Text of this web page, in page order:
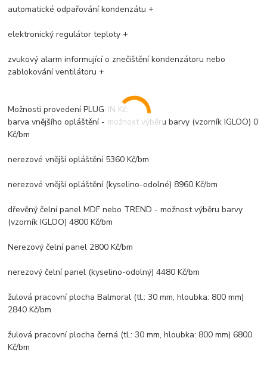
automatické odpařování kondenzátu +
elektronický regulátor teploty +
zvukový alarm informující o znečištění kondenzátoru nebo
zablokování ventilátoru +
Možnosti provedení PLUG-IN Kč:
barva vnějšího opláštění - možnost výběru barvy (vzorník IGLOO) 0
Kč/bm
nerezové vnější opláštění 5360 Kč/bm
nerezové vnější opláštění (kyselino-odolné) 8960 Kč/bm
dřevěný čelní panel MDF nebo TREND - možnost výběru barvy
(vzorník IGLOO) 4800 Kč/bm
Nerezový čelní panel 2800 Kč/bm
nerezový čelní panel (kyselino-odolný) 4480 Kč/bm
žulová pracovní plocha Balmoral (tl.: 30 mm, hloubka: 800 mm)
2840 Kč/bm
žulová pracovní plocha černá (tl.: 30 mm, hloubka: 800 mm) 6800
Kč/bm